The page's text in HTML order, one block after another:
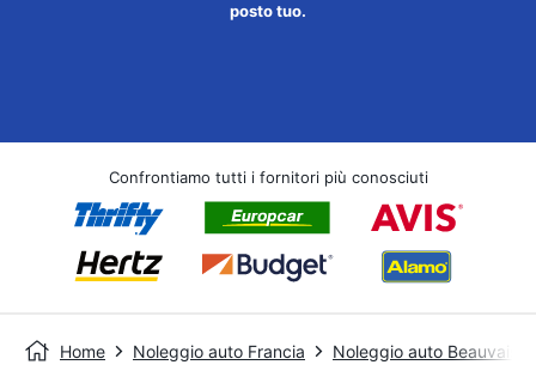
posto tuo.
Confrontiamo tutti i fornitori più conosciuti
Home Noleggio auto Francia Noleggio auto Beauvais